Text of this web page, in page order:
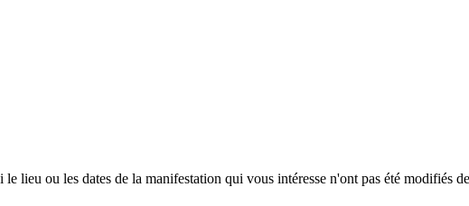
lieu ou les dates de la manifestation qui vous intéresse n'ont pas été modifiés